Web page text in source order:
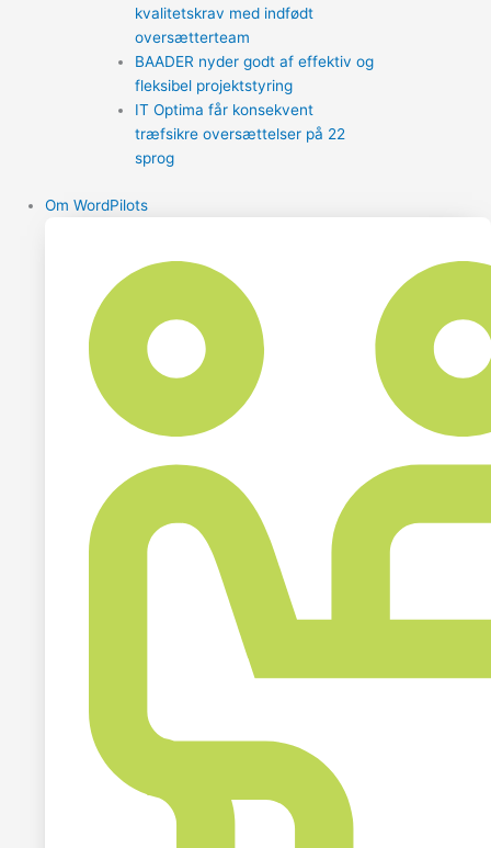
kvalitetskrav med indfødt
oversætterteam
BAADER nyder godt af effektiv og
fleksibel projektstyring
IT Optima får konsekvent
træfsikre oversættelser på 22
sprog
Om WordPilots